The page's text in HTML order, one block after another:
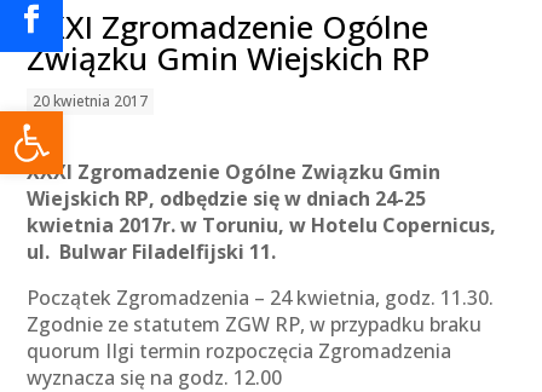
Otwórz pasek narzędzi
XXXI Zgromadzenie Ogólne
Związku Gmin Wiejskich RP
20 kwietnia 2017
XXXI Zgromadzenie Ogólne Związku Gmin
Wiejskich RP, odbędzie się w dniach 24-25
kwietnia 2017r. w Toruniu, w Hotelu Copernicus,
ul. Bulwar Filadelfijski 11.
Początek Zgromadzenia – 24 kwietnia, godz. 11.30.
Zgodnie ze statutem ZGW RP, w przypadku braku
quorum IIgi termin rozpoczęcia Zgromadzenia
wyznacza się na godz. 12.00